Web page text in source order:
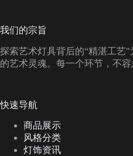
我们的宗旨
探索艺术灯具背后的“精湛工艺
的艺术灵魂。每一个环节，不容
快速导航
商品展示
风格分类
灯饰资讯